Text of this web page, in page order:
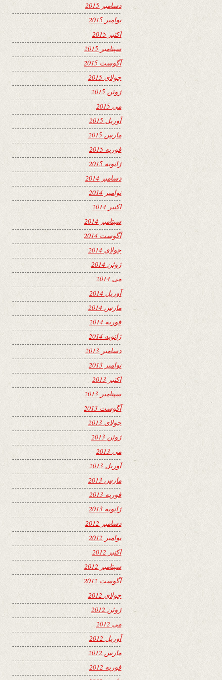
دسامبر 2015
نوامبر 2015
اکتبر 2015
سپتامبر 2015
آگوست 2015
جولای 2015
ژوئن 2015
می 2015
آوریل 2015
مارس 2015
فوریه 2015
ژانویه 2015
دسامبر 2014
نوامبر 2014
اکتبر 2014
سپتامبر 2014
آگوست 2014
جولای 2014
ژوئن 2014
می 2014
آوریل 2014
مارس 2014
فوریه 2014
ژانویه 2014
دسامبر 2013
نوامبر 2013
اکتبر 2013
سپتامبر 2013
آگوست 2013
جولای 2013
ژوئن 2013
می 2013
آوریل 2013
مارس 2013
فوریه 2013
ژانویه 2013
دسامبر 2012
نوامبر 2012
اکتبر 2012
سپتامبر 2012
آگوست 2012
جولای 2012
ژوئن 2012
می 2012
آوریل 2012
مارس 2012
فوریه 2012